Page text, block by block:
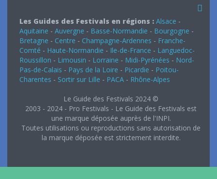
Les Guides des Festivals en régions : Alsace -
Aquitaine - Auvergne - Basse-Normandie - Bourgogne -
Bretagne - Centre - Champagne-Ardennes - Franche-
Comté - Haute-Normandie - Ile-de-France - Languedoc-
Roussillon - Limousin - Lorraine - Midi-Pyrénées - Nord-
Pas-de-Calais - Pays de la Loire - Picardie - Poitou-
Charentes - Sortir sur Lille - PACA - Rhône-Alpes
Le Guide des Festivals 2024 ©
2003 - 2024 - Pro Festivals - Le Guide des Festivals est
une marque déposée auprès de l'INPI.
Toutes utilisations ou reproductions sans autorisation de
la marque déposée est strictement interdite.